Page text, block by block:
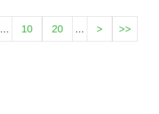
... 10 20 ... > >>